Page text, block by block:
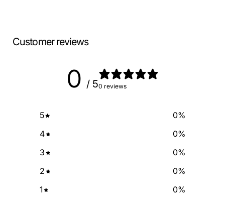
Customer reviews
0 / 50 reviews
5 0%
4
0%
3
0%
2
0%
1
0%